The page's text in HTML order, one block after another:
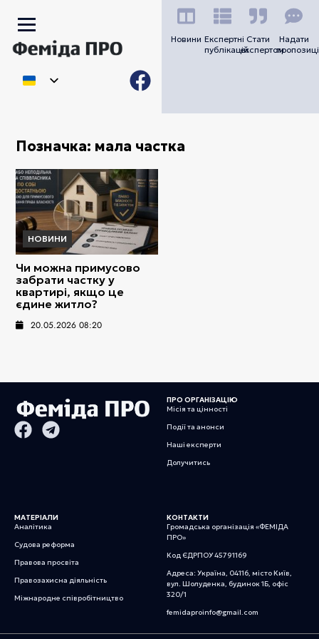
Новини Експертні
публікацій
Стати
експертом
Надати
Позначка: мала частка
НОВИНИ
Чи можна примусово
забрати частку у
квартирі, якщо це
єдине житло?
20.05.2026 08:20
ПРО ОРГАНІЗАЦІЮ
Місія та цінності
Події та анонси
Наші експерти
Долучитись
МАТЕРІАЛИ
Аналітика
Судова реформа
Правова просвіта
Правозахисна діяльність
Міжнародне співробітництво
КОНТАКТИ
Громадська організація «ФЕМІДА
ПРО»
Код ЄДРПОУ 45791169
Адреса: Україна, 04116, місто Київ,
вул. Шолуденка, будинок 1Б, офіс
320/1
femidaproinfo@gmail.com